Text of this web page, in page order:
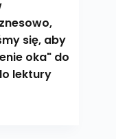
się, aby
oka" do
lektury